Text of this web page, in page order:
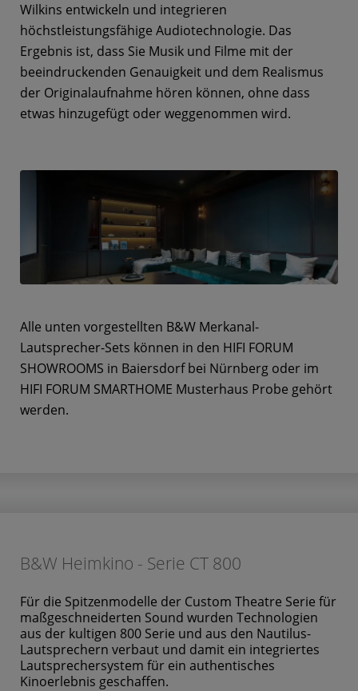
Wilkins entwickeln und integrieren
höchstleistungsfähige Audiotechnologie. Das
Ergebnis ist, dass Sie Musik und Filme mit der
beeindruckenden Genauigkeit und dem Realismus
der Originalaufnahme hören können, ohne dass
etwas hinzugefügt oder weggenommen wird.
Alle unten vorgestellten B&W Merkanal-
Lautsprecher-Sets können in den HIFI FORUM
SHOWROOMS in Baiersdorf bei Nürnberg oder im
HIFI FORUM SMARTHOME Musterhaus Probe gehört
werden.
B&W Heimkino - Serie CT 800
Für die Spitzenmodelle der Custom Theatre Serie für
maßgeschneiderten Sound wurden Technologien
aus der kultigen 800 Serie und aus den Nautilus-
Lautsprechern verbaut und damit ein integriertes
Lautsprechersystem für ein authentisches
Kinoerlebnis geschaffen.